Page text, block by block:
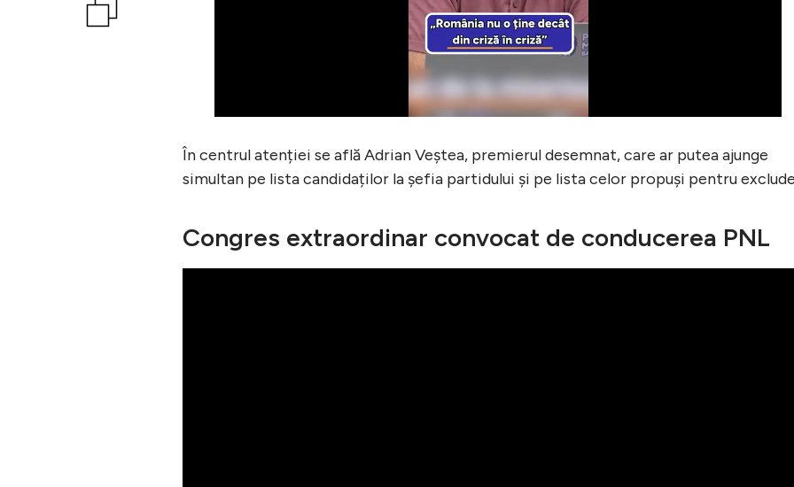
În centrul atenției se află Adrian Veștea, premierul desemnat, care ar putea ajunge
simultan pe lista candidaților la șefia partidului și pe lista celor propuși pentru
Congres extraordinar convocat de conducerea PNL